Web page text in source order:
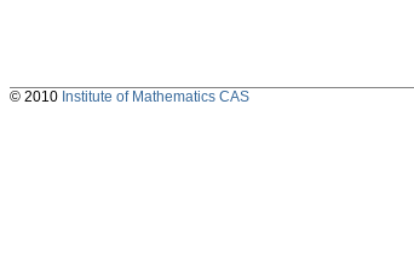
© 2010 Institute of Mathematics CAS